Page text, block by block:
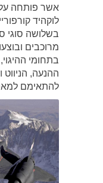
אשר פותחה
לוקהיד
בשלושה סוגי
מרוכבים
בתחומי
ההנעה,
להתאימם